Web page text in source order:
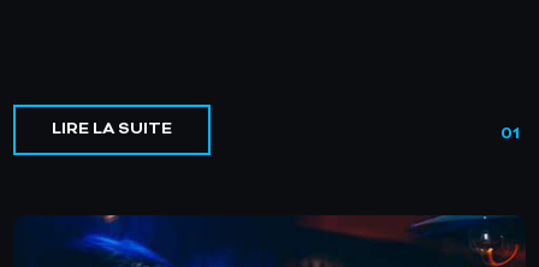
LIRE LA SUITE 01